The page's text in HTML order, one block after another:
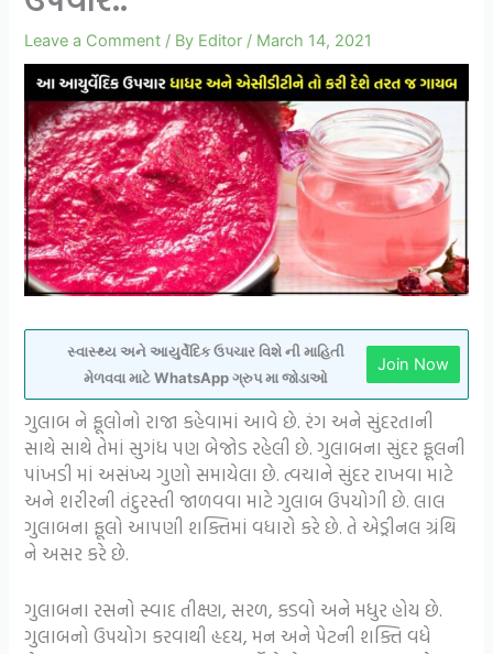
Leave a Comment / By Editor / March 14, 2021
સ્વાસ્થ્ય અને આયુર્વેદિક ઉપચાર વિશે ની માહિતી
મેળવવા માટે WhatsApp ગ્રુપ મા જોડાઓ
Join Now
ગુલાબ ને ફૂલોનો રાજા કહેવામાં આવે છે. રંગ અને સુંદરતાની
સાથે સાથે તેમાં સુગંધ પણ બેજોડ રહેલી છે. ગુલાબના સુંદર ફૂલની
પાંખડી માં અસંખ્ય ગુણો સમાયેલા છે. ત્વચાને સુંદર રાખવા માટે
અને શરીરની તંદુરસ્તી જાળવવા માટે ગુલાબ ઉપયોગી છે. લાલ
ગુલાબના ફૂલો આપણી શક્તિમાં વધારો કરે છે. તે એડ્રીનલ ગ્રંથિ
ને અસર કરે છે.
ગુલાબના રસનો સ્વાદ તીક્ષ્ણ, સરળ, કડવો અને મધુર હોય છે.
ગુલાબનો ઉપયોગ કરવાથી હૃદય, મન અને પેટની શક્તિ વધે